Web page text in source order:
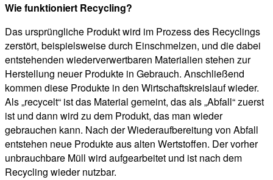
Wie funktioniert Recycling?
Das ursprüngliche Produkt wird im Prozess des Recyclings
zerstört, beispielsweise durch Einschmelzen, und die dabei
entstehenden wiederverwertbaren Materialien stehen zur
Herstellung neuer Produkte in Gebrauch. Anschließend
kommen diese Produkte in den Wirtschaftskreislauf wieder.
Als „recycelt“ ist das Material gemeint, das als „Abfall“ zuerst
ist und dann wird zu dem Produkt, das man wieder
gebrauchen kann. Nach der Wiederaufbereitung von Abfall
entstehen neue Produkte aus alten Wertstoffen. Der vorher
unbrauchbare Müll wird aufgearbeitet und ist nach dem
Recycling wieder nutzbar.